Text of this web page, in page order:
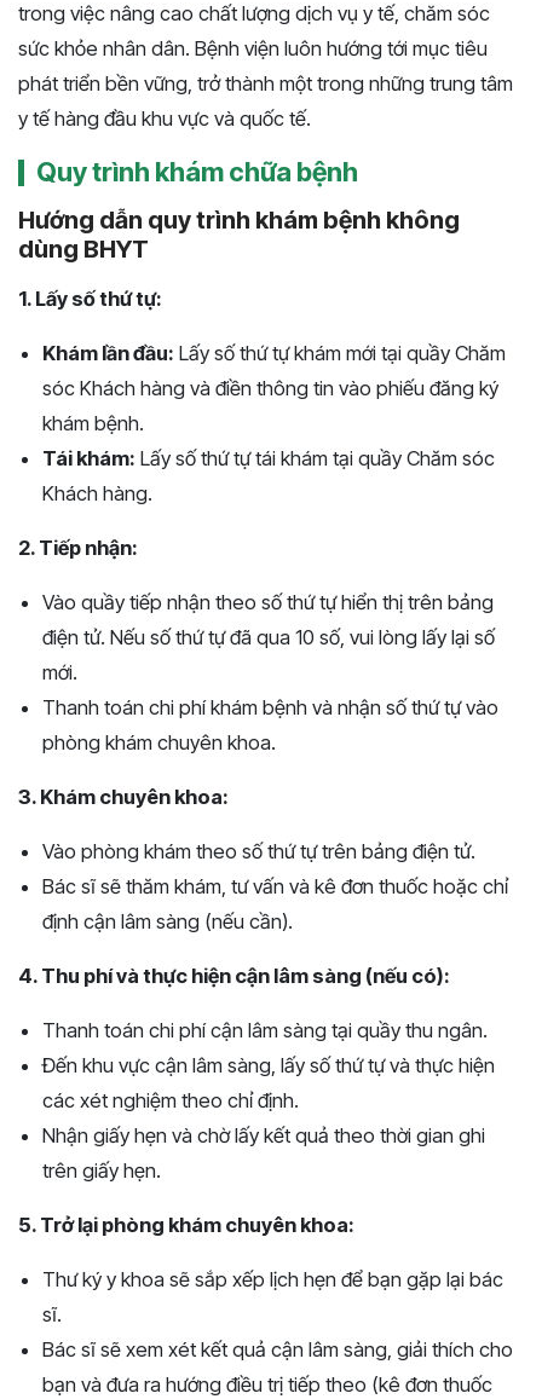
trong việc nâng cao chất lượng dịch vụ y tế, chăm sóc
sức khỏe nhân dân. Bệnh viện luôn hướng tới mục tiêu
phát triển bền vững, trở thành một trong những trung tâm
y tế hàng đầu khu vực và quốc tế.
Quy trình khám chữa bệnh
Hướng dẫn quy trình khám bệnh không
dùng BHYT
1. Lấy số thứ tự:
Khám lần đầu: Lấy số thứ tự khám mới tại quầy Chăm
sóc Khách hàng và điền thông tin vào phiếu đăng ký
khám bệnh.
Tái khám: Lấy số thứ tự tái khám tại quầy Chăm sóc
Khách hàng.
2. Tiếp nhận:
Vào quầy tiếp nhận theo số thứ tự hiển thị trên bảng
điện tử. Nếu số thứ tự đã qua 10 số, vui lòng lấy lại số
mới.
Thanh toán chi phí khám bệnh và nhận số thứ tự vào
phòng khám chuyên khoa.
3. Khám chuyên khoa:
Vào phòng khám theo số thứ tự trên bảng điện tử.
Bác sĩ sẽ thăm khám, tư vấn và kê đơn thuốc hoặc chỉ
định cận lâm sàng (nếu cần).
4. Thu phí và thực hiện cận lâm sàng (nếu có):
Thanh toán chi phí cận lâm sàng tại quầy thu ngân.
Đến khu vực cận lâm sàng, lấy số thứ tự và thực hiện
các xét nghiệm theo chỉ định.
Nhận giấy hẹn và chờ lấy kết quả theo thời gian ghi
trên giấy hẹn.
5. Trở lại phòng khám chuyên khoa:
Thư ký y khoa sẽ sắp xếp lịch hẹn để bạn gặp lại bác
sĩ.
Bác sĩ sẽ xem xét kết quả cận lâm sàng, giải thích cho
bạn và đưa ra hướng điều trị tiếp theo (kê đơn thuốc